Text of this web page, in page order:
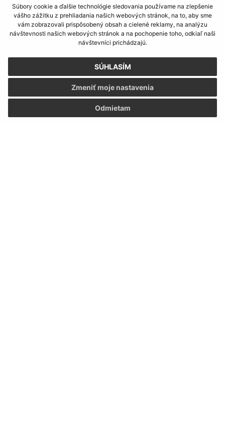
Súbory cookie a ďalšie technológie sledovania používame na zlepšenie
vášho zážitku z prehliadania našich webových stránok, na to, aby sme
vám zobrazovali prispôsobený obsah a cielené reklamy, na analýzu
návštevnosti našich webových stránok a na pochopenie toho, odkiaľ naši
návštevníci prichádzajú.
SÚHLASÍM
Odmietam
Zmeniť moje nastavenia
Informácie o stránke:
Vyhlásenie o prístupnosti
Autorské práva
Ochrana osobných údajov
Navigácia: